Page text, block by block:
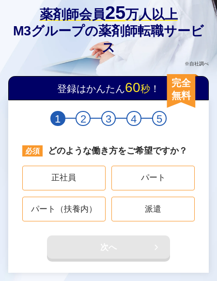
薬剤師会員25万人以上
M3グループの薬剤師転職サービ
ス
※自社調べ
登録はかんたん60秒 ！
完全
無料
1 2 3 4 5
どのような働き方をご希望ですか？
正社員 パート
パート（扶養内） 派遣
次へ